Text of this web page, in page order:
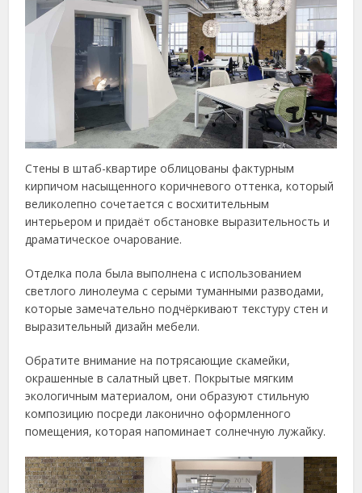
Стены в штаб-квартире облицованы фактурным
кирпичом насыщенного коричневого оттенка, который
великолепно сочетается с восхитительным
интерьером и придаёт обстановке выразительность и
драматическое очарование.
Отделка пола была выполнена с использованием
светлого линолеума с серыми туманными разводами,
которые замечательно подчёркивают текстуру стен и
выразительный дизайн мебели.
Обратите внимание на потрясающие скамейки,
окрашенные в салатный цвет. Покрытые мягким
экологичным материалом, они образуют стильную
композицию посреди лаконично оформленного
помещения, которая напоминает солнечную лужайку.